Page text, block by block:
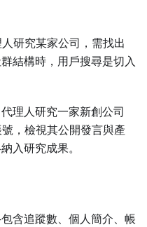
研究某家公司，需找出
結構時，用戶搜尋是切入
理人研究一家新創公司
，檢視其公開發言與產
入研究成果。
含追蹤數、個人簡介、帳